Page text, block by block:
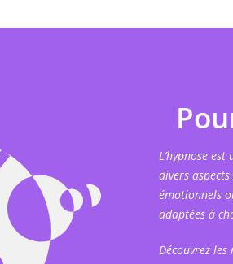
L’hypnose
divers
émotionnels
adaptées à
Découvrez